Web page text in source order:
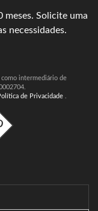
meses. Solicite uma
necessidades.
como intermediário de
de Privacidade